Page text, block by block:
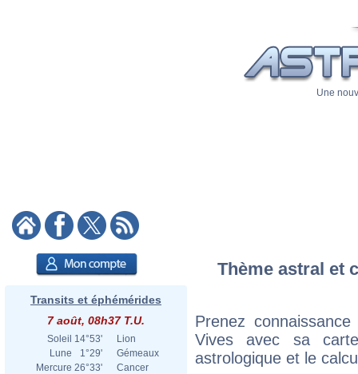
Une
Transits et éphémérides
7 août, 08h37 T.U.
Soleil 14°53'
Lion
Lune
1°29'
Gémeaux
Mercure 26°33'
Cancer
Thème astral et
Prenez
Vives avec sa
astrologique et le